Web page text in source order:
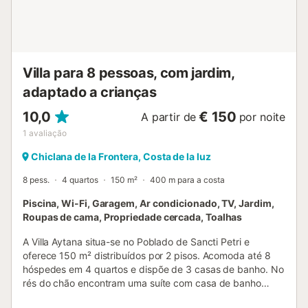
Villa para 8 pessoas, com jardim,
adaptado a crianças
10,0
1 avaliação
A partir de € 150 por noite
Chiclana de la Frontera, Costa de la luz
8 pess. 4 quartos 150 m² 400 m para a costa
Piscina, Wi-Fi, Garagem, Ar condicionado, TV, Jardim,
Roupas de cama, Propriedade cercada, Toalhas
A Villa Aytana situa-se no Poblado de Sancti Petri e
oferece 150 m² distribuídos por 2 pisos. Acomoda até 8
hóspedes em 4 quartos e dispõe de 3 casas de banho. No
rés do chão encontram uma suíte com casa de banho